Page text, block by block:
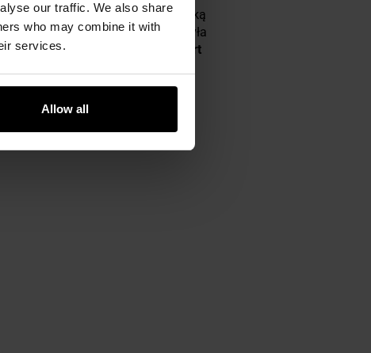
our traffic. We also share
who may combine it with
services.
Allow all
używanym przez amerykańską
jest fakt, że wielokrotnie była
Stallone w "Rambo", Robert